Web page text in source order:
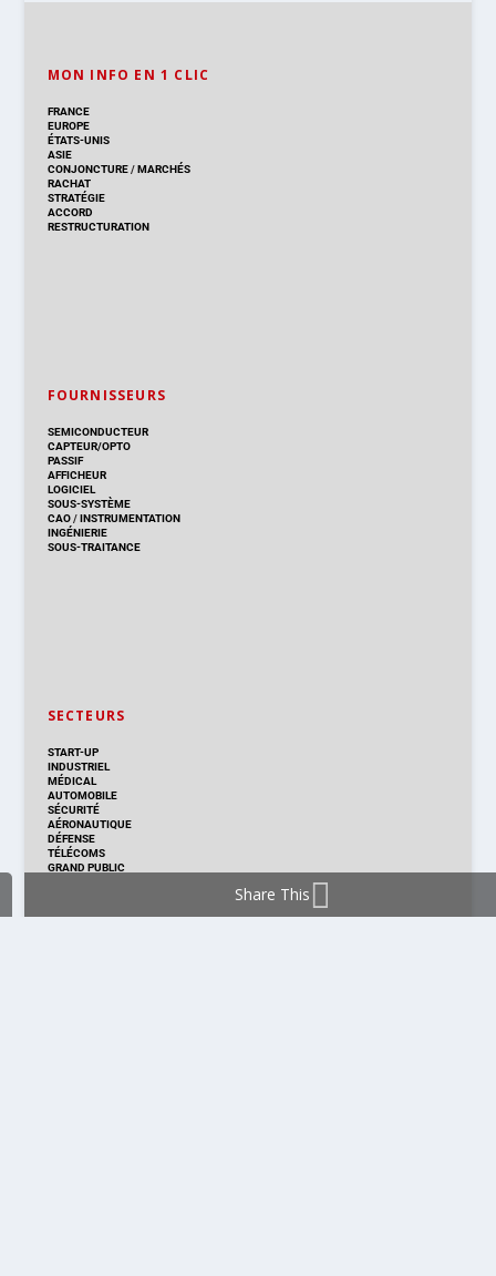
MON INFO EN 1 CLIC
FRANCE
EUROPE
ÉTATS-UNIS
ASIE
CONJONCTURE/ MARCHÉS
RACHAT
STRATÉGIE
ACCORD
RESTRUCTURATION
FOURNISSEURS
SEMICONDUCTEUR
CAPTEUR/OPTO
PASSIF
AFFICHEUR
LOGICIEL
SOUS-SYSTÈME
CAO/INSTRUMENTATION
INGÉNIERIE
SOUS-TRAITANCE
SECTEURS
START-UP
INDUSTRIEL
MÉDICAL
AUTOMOBILE
SÉCURITÉ
AÉRONAUTIQUE
DÉFENSE
TÉLÉCOMS
GRAND PUBLIC
Share This